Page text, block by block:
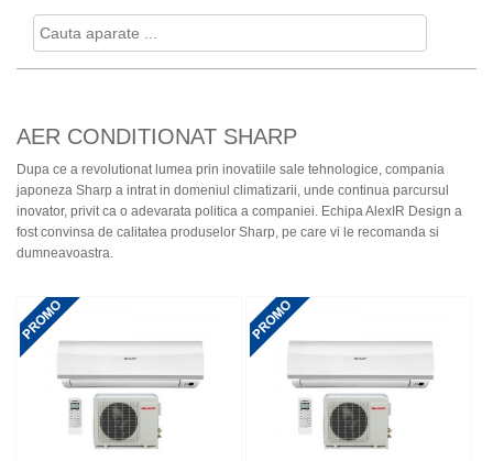
AER CONDITIONAT SHARP
Dupa ce a revolutionat lumea prin inovatiile sale tehnologice, compania
japoneza Sharp a intrat in domeniul climatizarii, unde continua parcursul
inovator, privit ca o adevarata politica a companiei. Echipa AlexIR Design a
fost convinsa de calitatea produselor Sharp, pe care vi le recomanda si
dumneavoastra.